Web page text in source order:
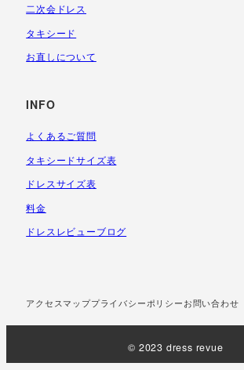
二次会ドレス
タキシード
お直しについて
INFO
よくあるご質問
タキシードサイズ表
ドレスサイズ表
料金
ドレスレビューブログ
アクセスマッププライバシーポリシーお問い合わせ
© 2023 dress revue